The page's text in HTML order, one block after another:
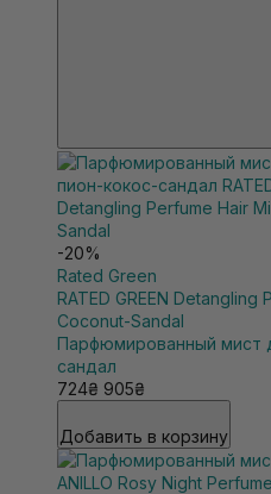
-20%
Rated Green
RATED GREEN
Coconut-Sandal
Парфюмированный мист
сандал
724₴ 905₴
Добавить в корзину